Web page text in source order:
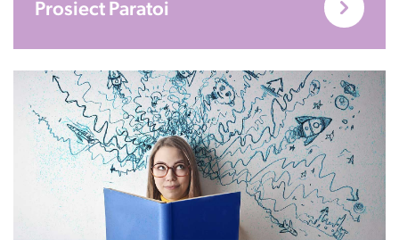
Prosiect Paratoi